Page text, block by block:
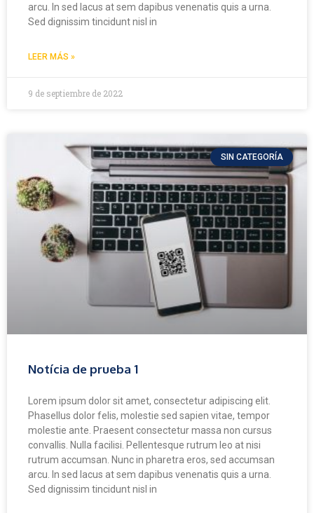
arcu. In sed lacus at sem dapibus venenatis quis a urna.
Sed dignissim tincidunt nisl in
LEER MÁS »
9 de septiembre de 2022
SIN CATEGORÍA
Notícia de prueba 1
Lorem ipsum dolor sit amet, consectetur adipiscing elit.
Phasellus dolor felis, molestie sed sapien vitae, tempor
molestie ante. Praesent consectetur massa non cursus
convallis. Nulla facilisi. Pellentesque rutrum leo at nisi
rutrum accumsan. Nunc in pharetra eros, sed accumsan
arcu. In sed lacus at sem dapibus venenatis quis a urna.
Sed dignissim tincidunt nisl in